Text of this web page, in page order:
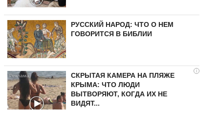
РУССКИЙ НАРОД: ЧТО О НЕМ
ГОВОРИТСЯ В БИБЛИИ
i
СКРЫТАЯ КАМЕРА НА ПЛЯЖЕ
КРЫМА: ЧТО ЛЮДИ
ВЫТВОРЯЮТ, КОГДА ИХ НЕ
ВИДЯТ...